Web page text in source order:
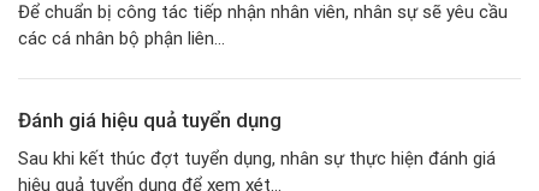
Để chuẩn bị công tác tiếp nhận nhân viên, nhân sự sẽ yêu cầu
các cá nhân bộ phận liên...
Đánh giá hiệu quả tuyển dụng
Sau khi kết thúc đợt tuyển dụng, nhân sự thực hiện đánh giá
hiệu quả tuyển dụng để xem xét...